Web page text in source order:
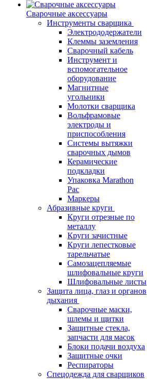
Сварочные аксессуары
Инструменты сварщика
Электрододержатели
Клеммы заземления
Сварочный кабель
Инструмент и
вспомогательное
оборудование
Магнитные
угольники
Молотки сварщика
Вольфрамовые
электроды и
приспособления
Системы вытяжки
сварочных дымов
Керамические
подкладки
Упаковка Marathon
Pac
Маркеры
Абразивные круги
Круги отрезные по
металлу
Круги зачистные
Круги лепестковые
тарельчатые
Самозацепляемые
шлифовальные круги
Шлифовальные листы
Защита лица, глаз и органов
дыхания
Сварочные маски,
шлемы и щитки
Защитные стекла,
запчасти для масок
Блоки подачи воздуха
Защитные очки
Респираторы
Спецодежда для сварщиков